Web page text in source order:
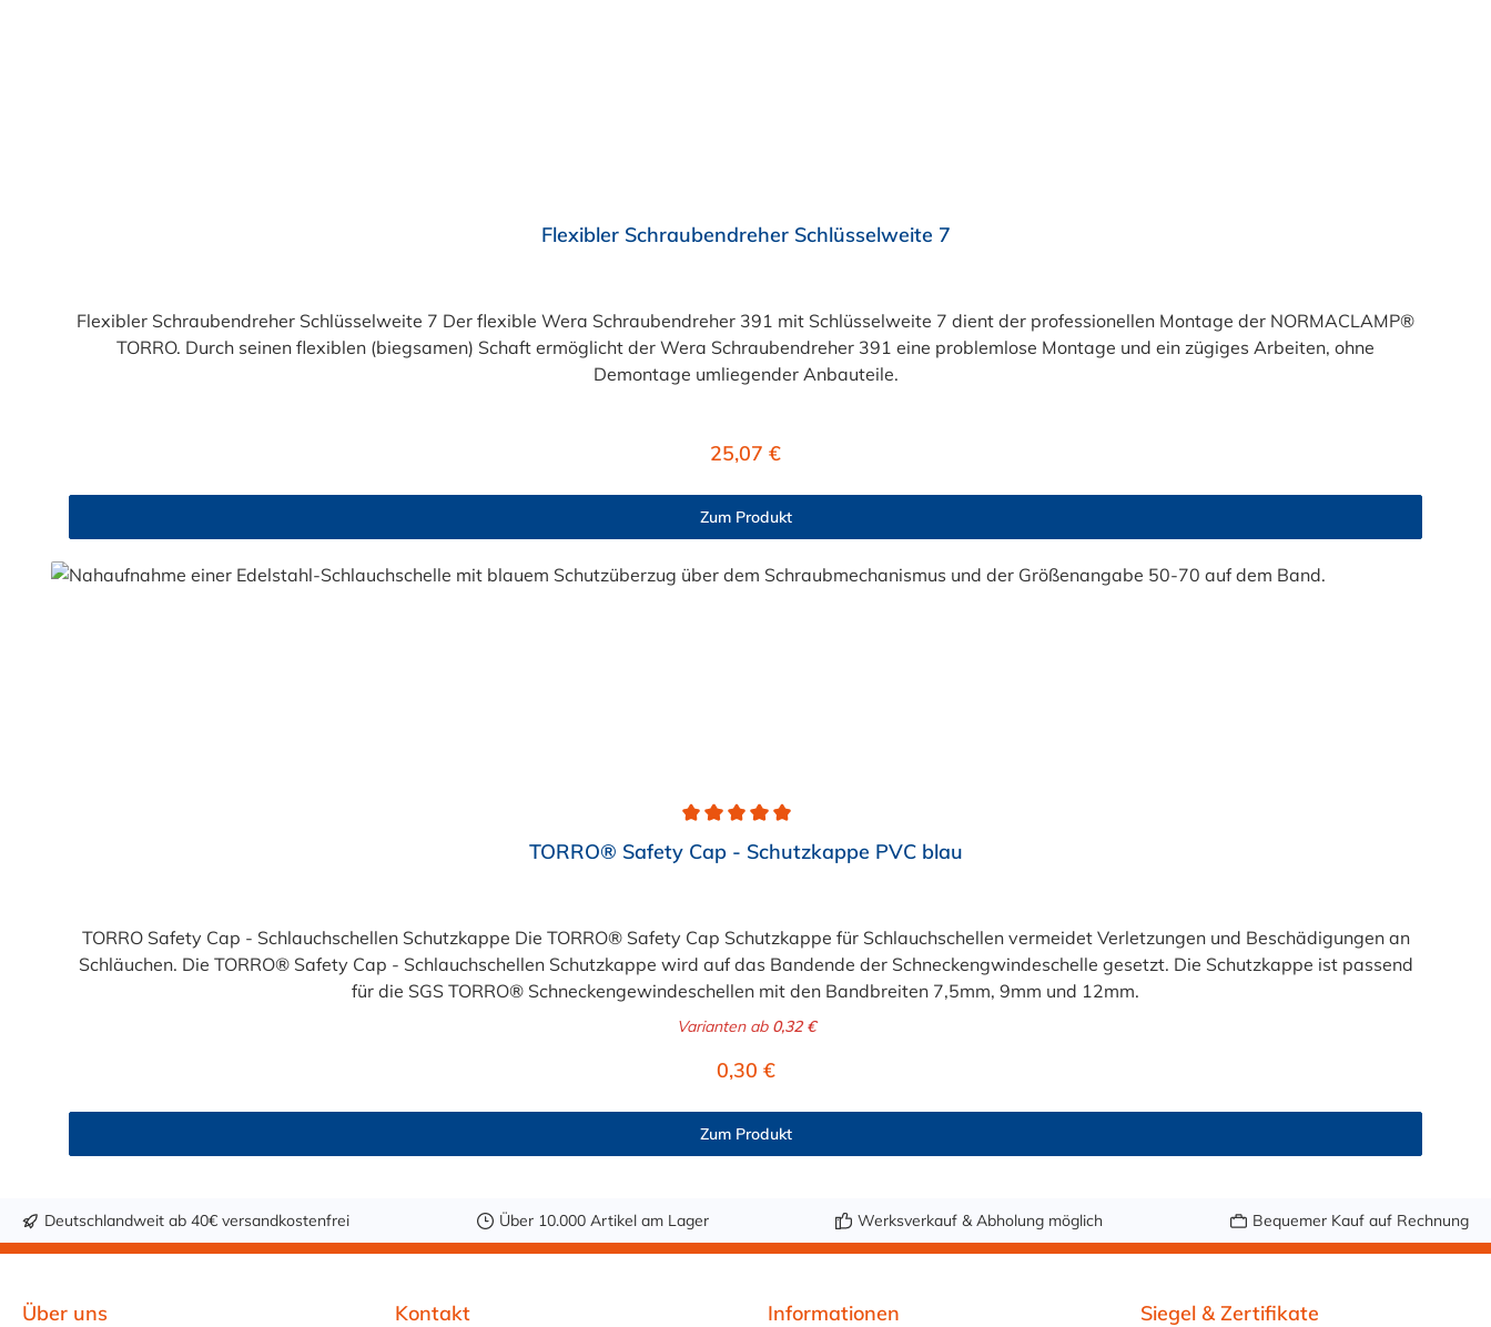
Flexibler Schraubendreher Schlüsselweite 7
Flexibler Schraubendreher Schlüsselweite 7 Der flexible Wera Schraubendreher 391 mit Schlüsselweite 7 dient der professionellen Montage der NORMACLAMP®
TORRO. Durch seinen flexiblen (biegsamen) Schaft ermöglicht der Wera Schraubendreher 391 eine problemlose Montage und ein zügiges Arbeiten, ohne
Demontage umliegender Anbauteile.
Regulärer Preis:
25,07 €
Zum Produkt
TORRO® Safety Cap - Schutzkappe PVC blau
TORRO Safety Cap - Schlauchschellen Schutzkappe Die TORRO® Safety Cap Schutzkappe für Schlauchschellen vermeidet Verletzungen und Beschädigungen an
Schläuchen. Die TORRO® Safety Cap - Schlauchschellen Schutzkappe wird auf das Bandende der Schneckengwindeschelle gesetzt. Die Schutzkappe ist passend
für die SGS TORRO® Schneckengewindeschellen mit den Bandbreiten 7,5mm, 9mm und 12mm.
Varianten ab0,32 €
Regulärer Preis:
0,30 €
Zum Produkt
Deutschlandweit ab 40€ versandkostenfrei Über 10.000 Artikel am Lager Werksverkauf & Abholung möglich Bequemer Kauf auf Rechnung
Über uns Kontakt Informationen Siegel & Zertifikate